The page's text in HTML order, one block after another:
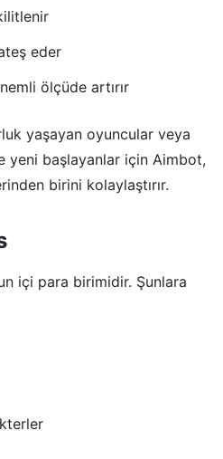
eder
ölçüde artırır
yaşayan oyuncular veya
yeni başlayanlar için Aimbot,
birini kolaylaştırır.
içi para birimidir. Şunlara